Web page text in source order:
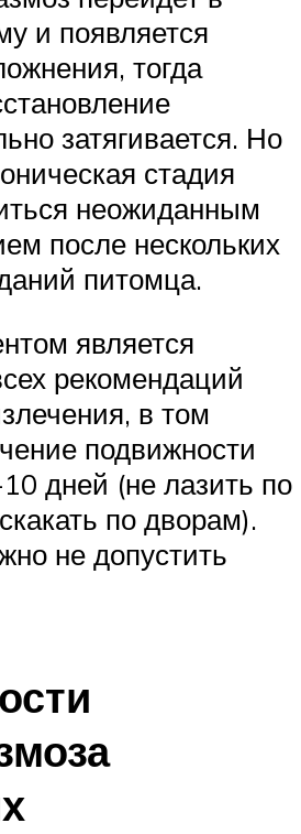
и появляется
тогда
затягивается. Но
стадия
неожиданным
после нескольких
питомца.
является
рекомендаций
в том
подвижности
дней (не лазить по
по дворам).
не допустить